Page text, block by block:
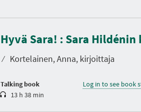
Hyvä Sara! : Sara Hildénin
⁄ Kortelainen, Anna, kirjoittaja
Talking book
D
r
a
t
i
n
13 h 38 min
Log in to see book
D